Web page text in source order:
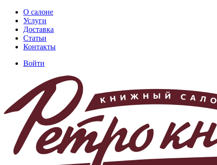
Перейти
основному
содержанию
Основная
навигация
О салоне
Услуги
Доставка
Статьи
Контакты
учётной
записи
пользователя
Войти